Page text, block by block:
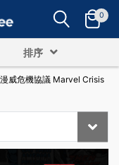
0
排序
漫威危機協議 Marvel Crisis